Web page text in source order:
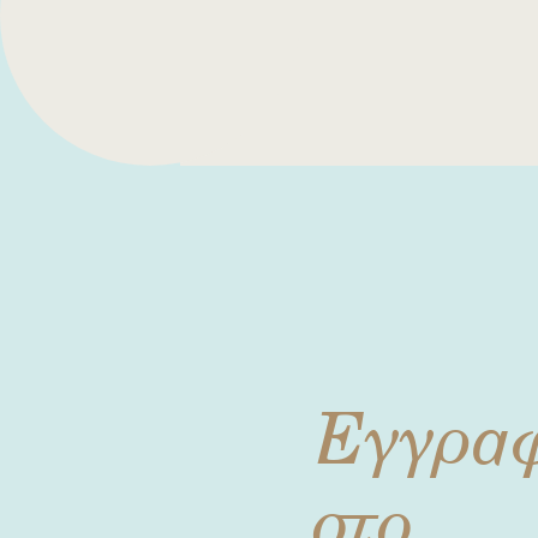
στο